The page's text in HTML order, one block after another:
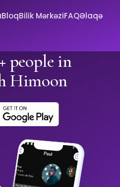
BloqBilik MərkəziFAQƏlaqə
people in
Himoon